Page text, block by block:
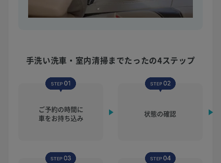
手洗い洗車・室内清掃までたったの4ステップ
ご予約の時間に
車をお持ち込み
状態の確認